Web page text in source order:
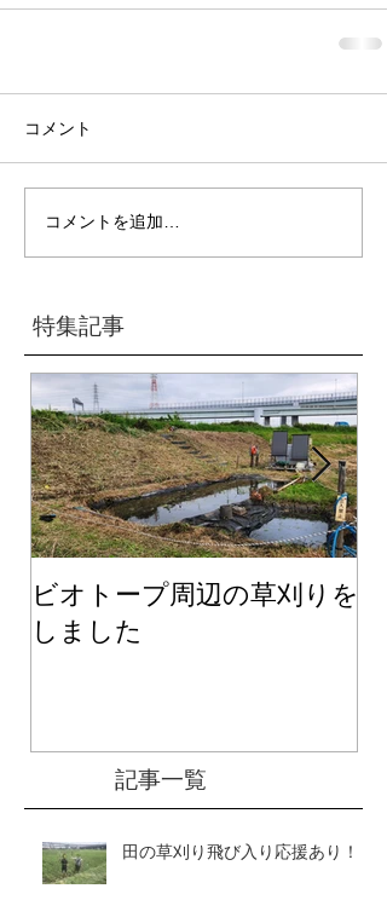
コメント
コメントを追加…
特集記事
ビオトープ周辺の草刈りを
しました
記事一覧
田の草刈り飛び入り応援あり！